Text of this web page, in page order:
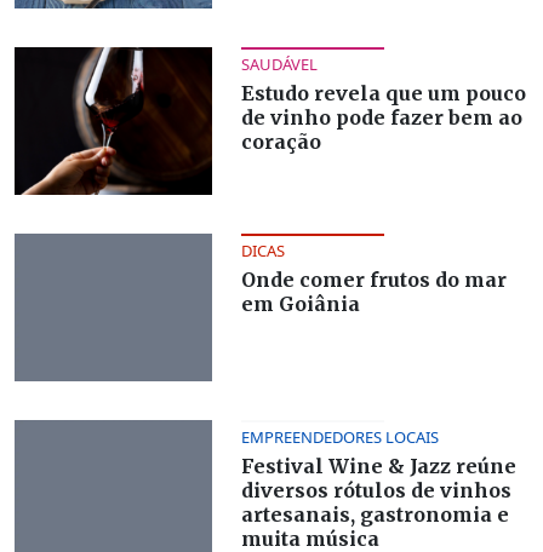
SAUDÁVEL
Estudo revela que um pouco
de vinho pode fazer bem ao
coração
DICAS
Onde comer frutos do mar
em Goiânia
EMPREENDEDORES LOCAIS
Festival Wine & Jazz reúne
diversos rótulos de vinhos
artesanais, gastronomia e
muita música